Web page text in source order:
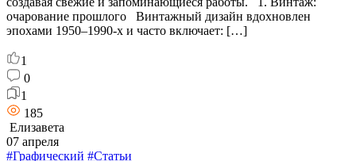
очарование прошлого Винтажный дизайн вдохновлен
эпохами 1950–1990-х и часто включает: […]
1
0
1
185
Елизавета
07 апреля
#Графический #Статьи